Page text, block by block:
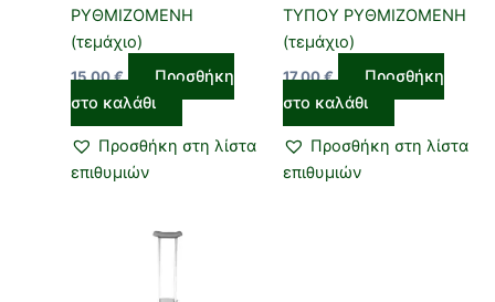
ΡΥΘΜΙΖΟΜΕΝΗ
(τεμάχιο)
15,00€
Προσθήκη
στο καλάθι
Προσθήκη στη λίστα
επιθυμιών
ΤΥΠΟΥ ΡΥΘΜΙΖΟΜΕΝΗ
(τεμάχιο)
17,00€
Προσθήκη
στο καλάθι
Προσθήκη στη λίστα
επιθυμιών